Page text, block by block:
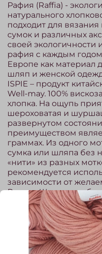
Нет в наличии
Рафия (Raffia) -
натурального
подходит для
сумок и различных
своей экологичности
рафия с каждым
Европе как материал
шляп и женской
ISPIE – продукт
Well-may. 100%
хлопка. На ощупь
шероховатая и
развернутом
преимуществом
граммах. Из одного
сумка или шляпа без
«нити» из разных
рекомендуется
зависимости от
Расход: Шляпа с
Сумка размером
большими полями - 2
мотка.